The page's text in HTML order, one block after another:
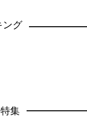
ング
集